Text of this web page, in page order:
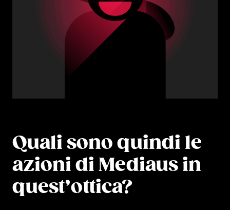
Quali sono quindi le
azioni di Mediaus in
quest’ottica?